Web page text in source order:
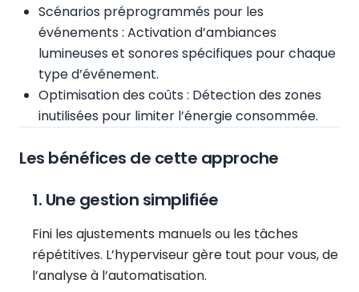
Scénarios préprogrammés pour les
événements : Activation d’ambiances
lumineuses et sonores spécifiques pour chaque
type d’événement.
Optimisation des coûts : Détection des zones
inutilisées pour limiter l’énergie consommée.
Les bénéfices de cette approche
1. Une gestion simplifiée
Fini les ajustements manuels ou les tâches
répétitives. L’hyperviseur gère tout pour vous, de
l’analyse à l’automatisation.